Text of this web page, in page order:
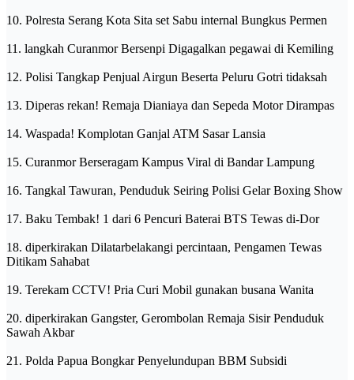
10. Polresta Serang Kota Sita set Sabu internal Bungkus Permen
11. langkah Curanmor Bersenpi Digagalkan pegawai di Kemiling
12. Polisi Tangkap Penjual Airgun Beserta Peluru Gotri tidaksah
13. Diperas rekan! Remaja Dianiaya dan Sepeda Motor Dirampas
14. Waspada! Komplotan Ganjal ATM Sasar Lansia
15. Curanmor Berseragam Kampus Viral di Bandar Lampung
16. Tangkal Tawuran, Penduduk Seiring Polisi Gelar Boxing Show
17. Baku Tembak! 1 dari 6 Pencuri Baterai BTS Tewas di-Dor
18. diperkirakan Dilatarbelakangi percintaan, Pengamen Tewas
Ditikam Sahabat
19. Terekam CCTV! Pria Curi Mobil gunakan busana Wanita
20. diperkirakan Gangster, Gerombolan Remaja Sisir Penduduk
Sawah Akbar
21. Polda Papua Bongkar Penyelundupan BBM Subsidi